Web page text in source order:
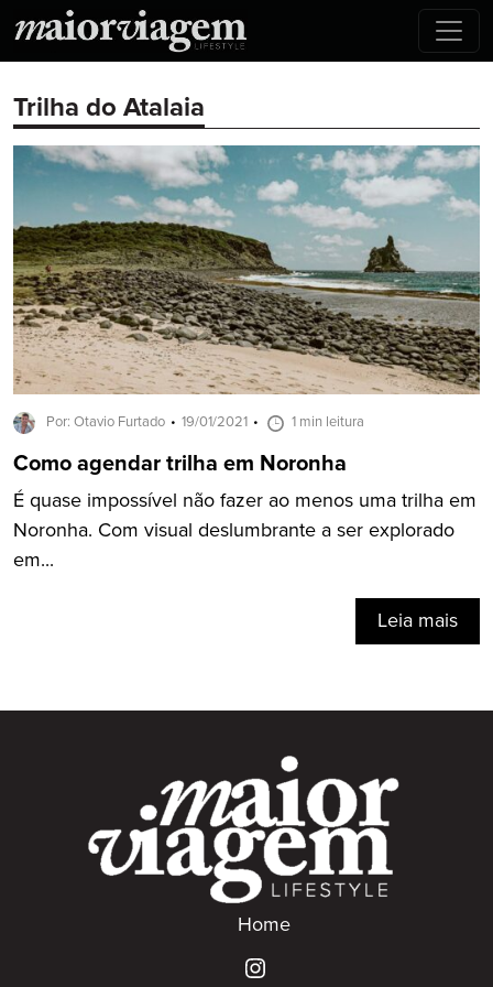
Trilha do Atalaia
Por: Otavio Furtado 19/01/2021 1 min leitura
Como agendar trilha em Noronha
É quase impossível não fazer ao menos uma trilha em
Noronha. Com visual deslumbrante a ser explorado
em...
Leia mais
Home